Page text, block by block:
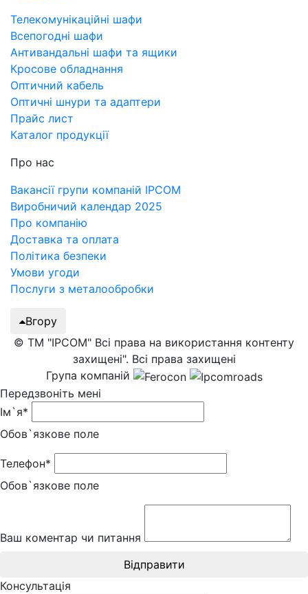
Телекомунікаційні шафи
Всепогодні шафи
Антивандальні шафи та ящики
Кросове обладнання
Оптичний кабель
Оптичні шнури та адаптери
Прайс лист
Каталог продукції
Про нас
Вакансії групи компаній IPCOM
Виробничий календар 2025
Про компанію
Доставка та оплата
Політика безпеки
Умови угоди
Послуги з металообробки
Вгору
© ТМ "IPCOM" Всі права на використання контенту
захищені". Всі права захищені
Група компаній
Передзвоніть мені
Ім`я*
Обов`язкове поле
Телефон*
Обов`язкове поле
Ваш коментар чи питання
Відправити
Консультація